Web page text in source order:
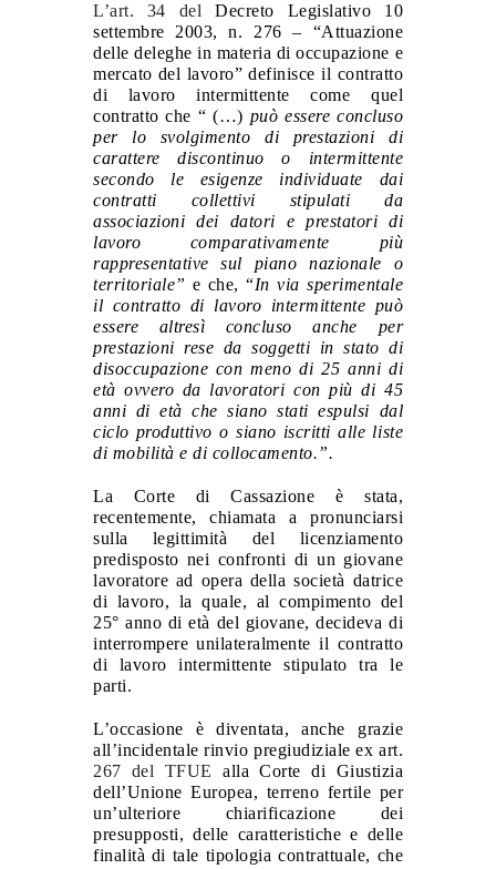
L’art. 34 delDecreto Legislativo 10
settembre 2003, n. 276 – “Attuazione
delle deleghe in materia di occupazione e
mercato del lavoro” definisce il contratto
di lavoro intermittente come quel
contratto che “ (…) può essere concluso
per lo svolgimento di prestazioni di
carattere discontinuo o intermittente
secondo le esigenze individuate dai
contratti collettivi stipulati da
associazioni dei datori e prestatori di
lavoro comparativamente più
rappresentative sul piano nazionale o
territoriale” e che, “In via sperimentale
il contratto di lavoro intermittente può
essere altresì concluso anche per
prestazioni rese da soggetti in stato di
disoccupazione con meno di 25 anni di
età ovvero da lavoratori con più di 45
anni di età che siano stati espulsi dal
ciclo produttivo o siano iscritti alle liste
di mobilità e di collocamento.”.
La Corte di Cassazione è stata,
recentemente, chiamata a pronunciarsi
sulla legittimità del licenziamento
predisposto nei confronti di un giovane
lavoratore ad opera della società datrice
di lavoro, la quale, al compimento del
25° anno di età del giovane, decideva di
interrompere unilateralmente il contratto
di lavoro intermittente stipulato tra le
parti.
L’occasione è diventata, anche grazie
all’incidentale rinvio pregiudiziale ex art.
267 del TFUE alla Corte di Giustizia
dell’Unione Europea, terreno fertile per
un’ulteriore chiarificazione dei
presupposti, delle caratteristiche e delle
finalità di tale tipologia contrattuale, che